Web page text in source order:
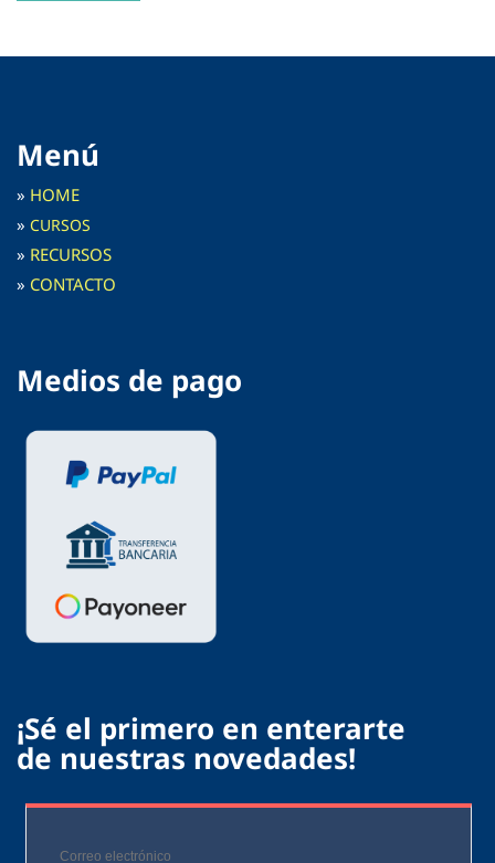
Menú
» HOME
» CURSOS
» RECURSOS
» CONTACTO
Medios de pago
¡Sé el primero en enterarte
de nuestras novedades!